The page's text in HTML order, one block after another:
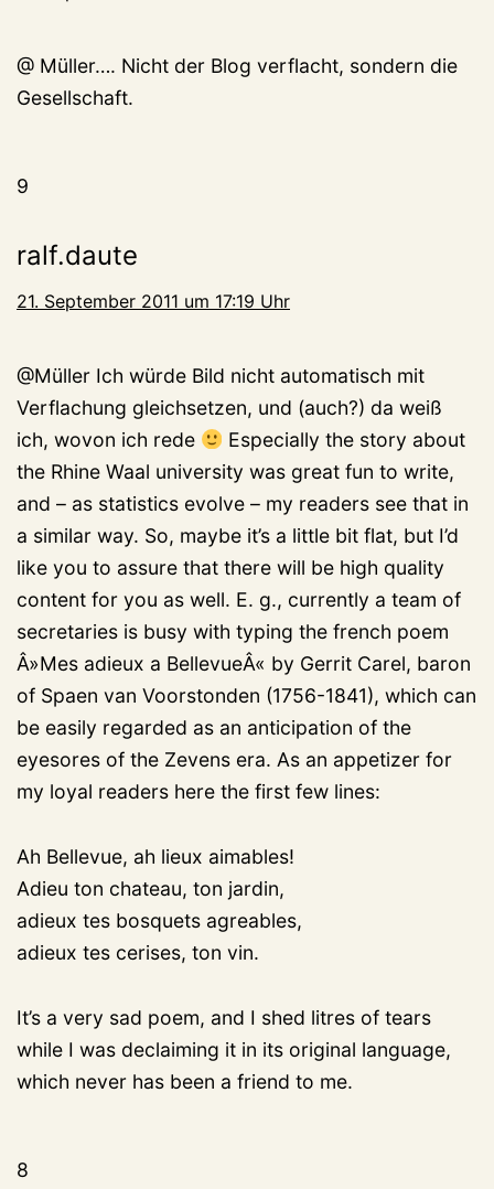
@ Müller…. Nicht der Blog verflacht, sondern die
Gesellschaft.
9
ralf.daute
21. September 2011 um 17:19 Uhr
@Müller Ich würde Bild nicht automatisch mit
Verflachung gleichsetzen, und (auch?) da weiß
ich, wovon ich rede
Especially the story about
the Rhine Waal university was great fun to write,
and – as statistics evolve – my readers see that in
a similar way. So, maybe it’s a little bit flat, but I’d
like you to assure that there will be high quality
content for you as well. E. g., currently a team of
secretaries is busy with typing the french poem
Â»Mes adieux a BellevueÂ« by Gerrit Carel, baron
of Spaen van Voorstonden (1756-1841), which can
be easily regarded as an anticipation of the
eyesores of the Zevens era. As an appetizer for
my loyal readers here the first few lines:
Ah Bellevue, ah lieux aimables!
Adieu ton chateau, ton jardin,
adieux tes bosquets agreables,
adieux tes cerises, ton vin.
It’s a very sad poem, and I shed litres of tears
while I was declaiming it in its original language,
which never has been a friend to me.
8